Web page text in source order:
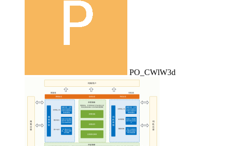
PO_CWlW3d